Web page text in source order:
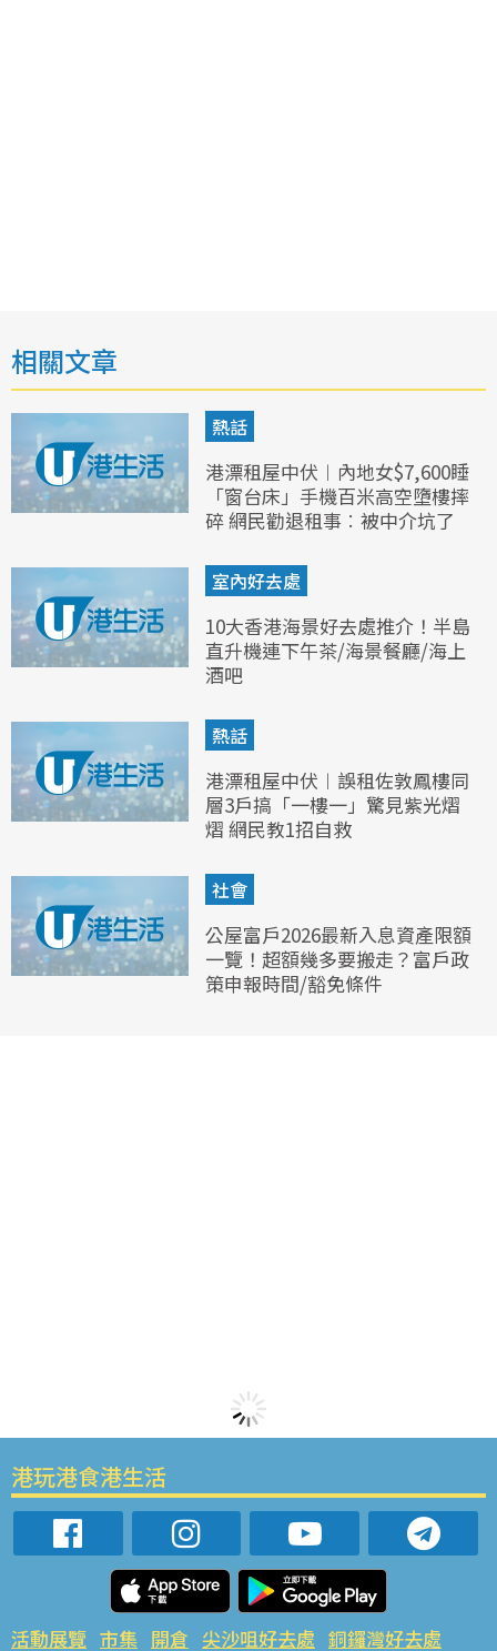
相關文章
熱話
港漂租屋中伏︱內地女$7,600睡
「窗台床」手機百米高空墮樓摔
碎 網民勸退租事︰被中介坑了
室內好去處
10大香港海景好去處推介！半島
直升機連下午茶/海景餐廳/海上
酒吧
熱話
港漂租屋中伏︱誤租佐敦鳳樓同
層3戶搞「一樓一」驚見紫光熠
熠 網民教1招自救
社會
公屋富戶2026最新入息資產限額
一覽！超額幾多要搬走？富戶政
策申報時間/豁免條件
港玩港食港生活
活動展覽 市集 開倉 尖沙咀好去處 銅鑼灣好去處